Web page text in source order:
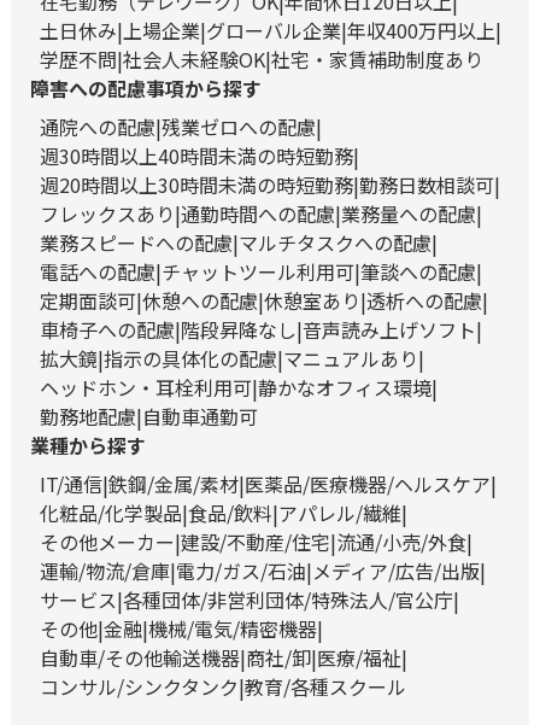
土日休み 上場企業 グローバル企業 年収400万円以上
学歴不問 社会人未経験OK 社宅・家賃補助制度あり
障害への配慮事項から探す
通院への配慮 残業ゼロへの配慮
週30時間以上40時間未満の時短勤務
週20時間以上30時間未満の時短勤務 勤務日数相談可
フレックスあり 通勤時間への配慮 業務量への配慮
業務スピードへの配慮 マルチタスクへの配慮
電話への配慮 チャットツール利用可 筆談への配慮
定期面談可 休憩への配慮 休憩室あり 透析への配慮
車椅子への配慮 階段昇降なし 音声読み上げソフト
拡大鏡 指示の具体化の配慮 マニュアルあり
ヘッドホン・耳栓利用可 静かなオフィス環境
勤務地配慮 自動車通勤可
業種から探す
IT/通信 鉄鋼/金属/素材 医薬品/医療機器/ヘルスケア
化粧品/化学製品 食品/飲料 アパレル/繊維
その他メーカー 建設/不動産/住宅 流通/小売/外食
運輸/物流/倉庫 電力/ガス/石油 メディア/広告/出版
サービス 各種団体/非営利団体/特殊法人/官公庁
その他 金融 機械/電気/精密機器
自動車/その他輸送機器 商社/卸 医療/福祉
コンサル/シンクタンク 教育/各種スクール